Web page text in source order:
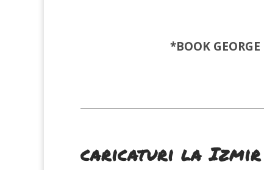
*BOOK GEORGE
caricaturi la Izmir